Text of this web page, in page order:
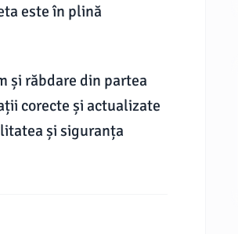
este în plină
și răbdare din partea
corecte și actualizate
și siguranța